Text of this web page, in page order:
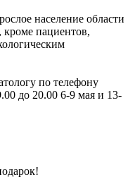
население области
пациентов,
по телефону
до 20.00 6-9 мая и 13-